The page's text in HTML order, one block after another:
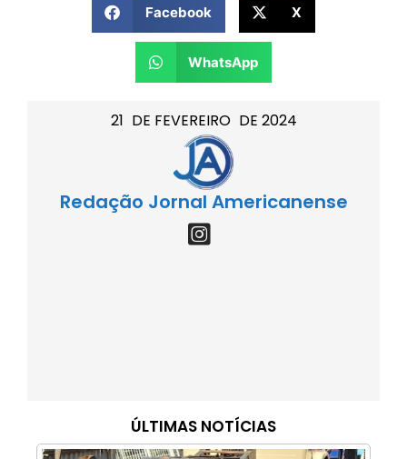
21 DE FEVEREIRO DE 2024
Redação Jornal Americanense
ÚLTIMAS NOTÍCIAS
Facebook X
WhatsApp